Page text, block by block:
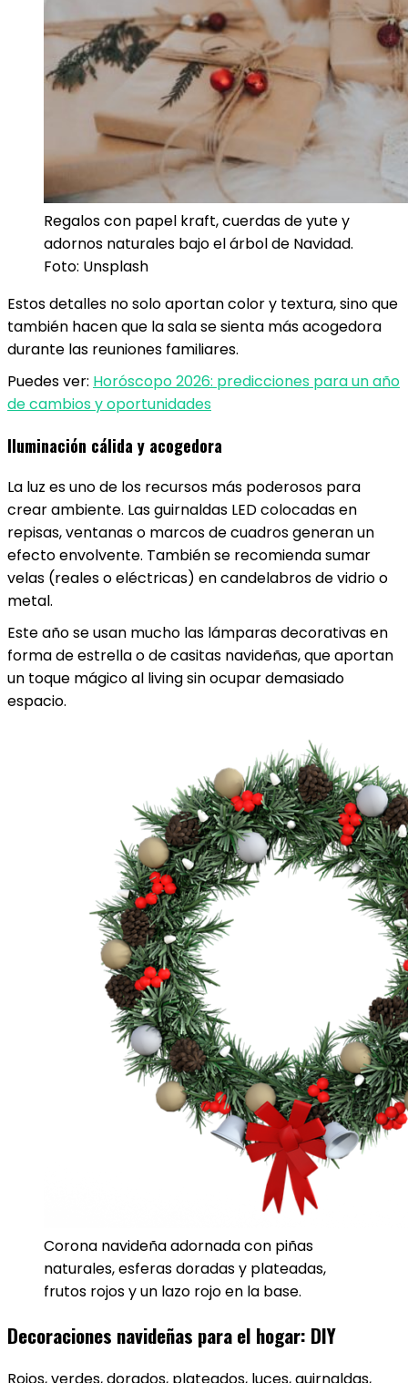
Regalos con papel kraft, cuerdas de yute y
adornos naturales bajo el árbol de Navidad.
Foto: Unsplash
Estos detalles no solo aportan color y textura, sino que
también hacen que la sala se sienta más acogedora
durante las reuniones familiares.
Puedes ver: Horóscopo 2026: predicciones para un año
de cambios y oportunidades
Iluminación cálida y acogedora
La luz es uno de los recursos más poderosos para
crear ambiente. Las guirnaldas LED colocadas en
repisas, ventanas o marcos de cuadros generan un
efecto envolvente. También se recomienda sumar
velas (reales o eléctricas) en candelabros de vidrio o
metal.
Este año se usan mucho las lámparas decorativas en
forma de estrella o de casitas navideñas, que aportan
un toque mágico al living sin ocupar demasiado
espacio.
Corona navideña adornada con piñas
naturales, esferas doradas y plateadas,
frutos rojos y un lazo rojo en la base.
Decoraciones navideñas para el hogar: DIY